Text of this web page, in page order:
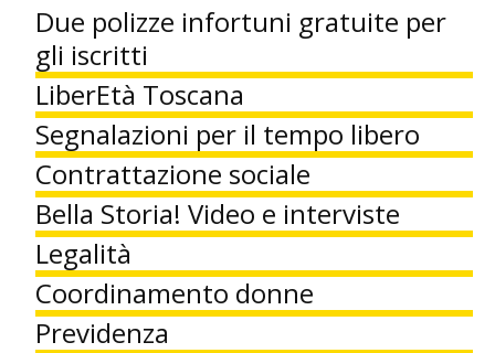
Due polizze infortuni gratuite per
gli iscritti
LiberEtà Toscana
Segnalazioni per il tempo libero
Contrattazione sociale
Bella Storia! Video e interviste
Legalità
Coordinamento donne
Previdenza